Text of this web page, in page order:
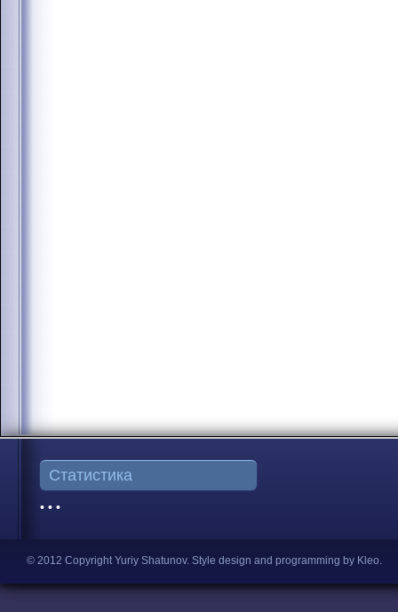
Статистика
• • •
© 2012 Copyright Yuriy Shatunov. Style design and programming by Kleo.